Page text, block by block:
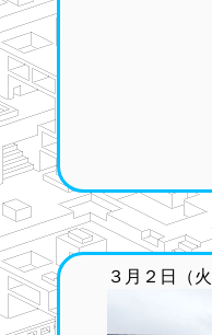
３月２日（火